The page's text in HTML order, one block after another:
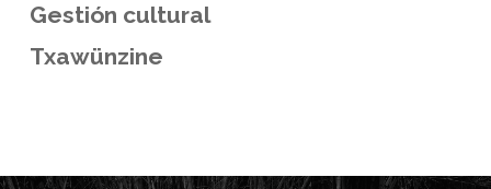
Gestión cultural
Txawünzine